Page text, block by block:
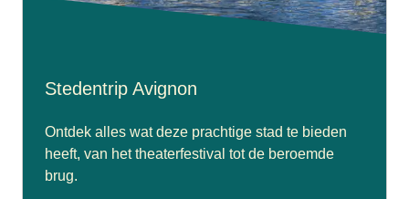
Stedentrip Avignon
Ontdek alles wat deze prachtige stad te bieden
heeft, van het theaterfestival tot de beroemde
brug.